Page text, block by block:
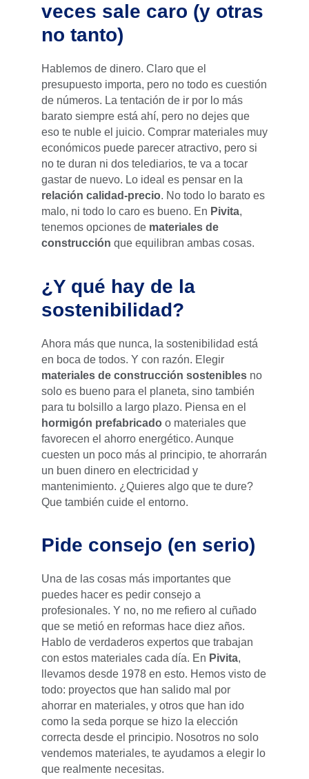
veces sale caro (y otras
no tanto)
Hablemos de dinero. Claro que el
presupuesto importa, pero no todo es cuestión
de números. La tentación de ir por lo más
barato siempre está ahí, pero no dejes que
eso te nuble el juicio. Comprar materiales muy
económicos puede parecer atractivo, pero si
no te duran ni dos telediarios, te va a tocar
gastar de nuevo. Lo ideal es pensar en la
relación calidad-precio. No todo lo barato es
malo, ni todo lo caro es bueno. En Pivita,
tenemos opciones de materiales de
construcción que equilibran ambas cosas.
¿Y qué hay de la
sostenibilidad?
Ahora más que nunca, la sostenibilidad está
en boca de todos. Y con razón. Elegir
materiales de construcción sostenibles no
solo es bueno para el planeta, sino también
para tu bolsillo a largo plazo. Piensa en el
hormigón prefabricado o materiales que
favorecen el ahorro energético. Aunque
cuesten un poco más al principio, te ahorrarán
un buen dinero en electricidad y
mantenimiento. ¿Quieres algo que te dure?
Que también cuide el entorno.
Pide consejo (en serio)
Una de las cosas más importantes que
puedes hacer es pedir consejo a
profesionales. Y no, no me refiero al cuñado
que se metió en reformas hace diez años.
Hablo de verdaderos expertos que trabajan
con estos materiales cada día. En Pivita,
llevamos desde 1978 en esto. Hemos visto de
todo: proyectos que han salido mal por
ahorrar en materiales, y otros que han ido
como la seda porque se hizo la elección
correcta desde el principio. Nosotros no solo
vendemos materiales, te ayudamos a elegir lo
que realmente necesitas.